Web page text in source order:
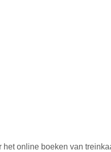
online boeken van